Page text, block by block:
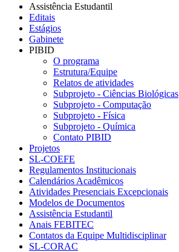
Assistência Estudantil
Editais
Estágios
Gabinete
PIBID
O programa
Estrutura/Equipe
Relatos de atividades
Subprojeto - Ciências Biológicas
Subprojeto - Computação
Subprojeto - Física
Subprojeto - Química
Contato PIBID
Projetos
SL-COEFE
Regulamentos Institucionais
Calendários Acadêmicos
Atividades Presenciais Excepcionais
Modelos de Documentos
Assistência Estudantil
Anais FEBITEC
Contatos da Equipe Multidisciplinar
SL-CORAC